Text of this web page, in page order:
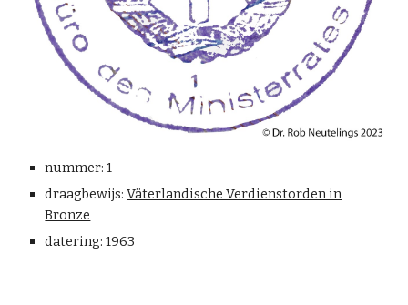
nummer:1
draagbewijs:Väterlandische Verdienstorden in
Bronze
datering:1963